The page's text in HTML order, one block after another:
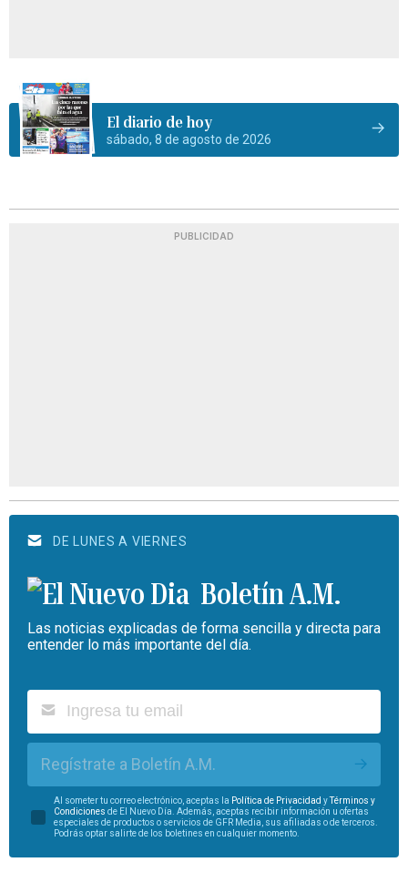
El diario de hoy
sábado, 8 de agosto de 2026
PUBLICIDAD
DE LUNES A VIERNES
Boletín A.M.
Las noticias explicadas de forma sencilla y directa para
entender lo más importante del día.
Regístrate a Boletín A.M.
Al someter tu correo electrónico, aceptas la Política de Privacidad yTérminos y
Condiciones de El Nuevo Día. Además, aceptas recibir información u ofertas
especiales de productos o servicios de GFR Media, sus afiliadas o de terceros.
Podrás optar salirte de los boletines en cualquier momento.